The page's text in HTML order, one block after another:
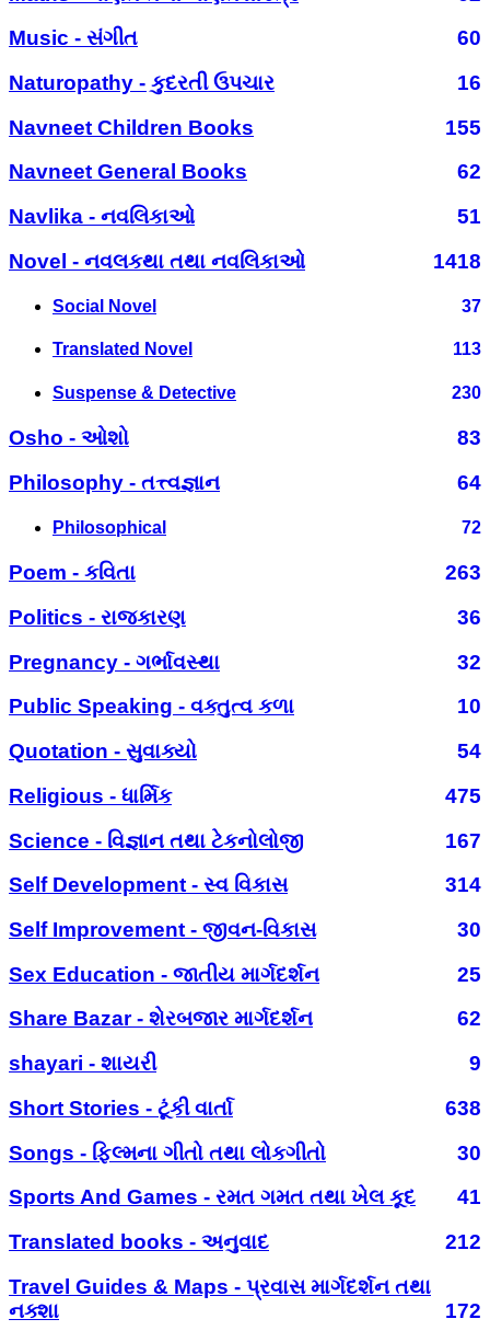
Music - સંગીત
60
Naturopathy - કુદરતી ઉપચાર
16
Navneet Children Books
155
Navneet General Books
62
Navlika - નવલિકાઓ
51
Novel - નવલકથા તથા નવલિકાઓ
1418
Social Novel 37
Translated Novel 113
Suspense & Detective 230
Osho - ઓશો
83
Philosophy - તત્ત્વજ્ઞાન
64
Philosophical 72
Poem - કવિતા
263
Politics - રાજકારણ
36
Pregnancy - ગર્ભાવસ્થા
32
Public Speaking - વક્તુત્વ કળા
10
Quotation - સુવાક્યો
54
Religious - ધાર્મિક
475
Science - વિજ્ઞાન તથા ટેકનોલોજી
167
Self Development - સ્વ વિકાસ
314
Self Improvement - જીવન-વિકાસ
30
Sex Education - જાતીય માર્ગદર્શન
25
Share Bazar - શેરબજાર માર્ગદર્શન
62
shayari - શાયરી
9
Short Stories - ટૂંકી વાર્તા
638
Songs - ફિલ્મના ગીતો તથા લોકગીતો
30
Sports And Games - રમત ગમત તથા ખેલ કૂદ
41
Translated books - અનુવાદ
212
Travel Guides & Maps - પ્રવાસ માર્ગદર્શન તથા
નક્શા
172